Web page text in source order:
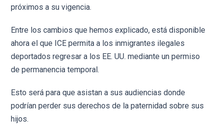
próximos a su vigencia.
Entre los cambios que hemos explicado, está disponible
ahora el que ICE permita a los inmigrantes ilegales
deportados regresar a los EE. UU. mediante un permiso
de permanencia temporal.
Esto será para que asistan a sus audiencias donde
podrían perder sus derechos de la paternidad sobre sus
hijos.